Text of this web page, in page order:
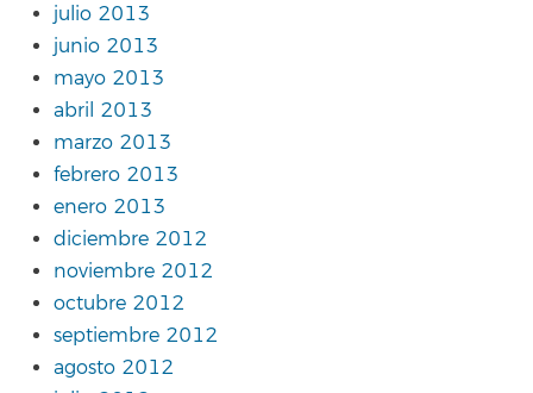
julio 2013
junio 2013
mayo 2013
abril 2013
marzo 2013
febrero 2013
enero 2013
diciembre 2012
noviembre 2012
octubre 2012
septiembre 2012
agosto 2012